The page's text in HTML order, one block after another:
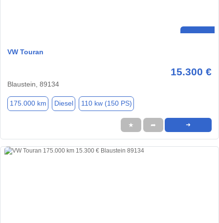
VW Touran
15.300 €
Blaustein, 89134
175.000 km Diesel 110 kw (150 PS)
★ ➦ ➜